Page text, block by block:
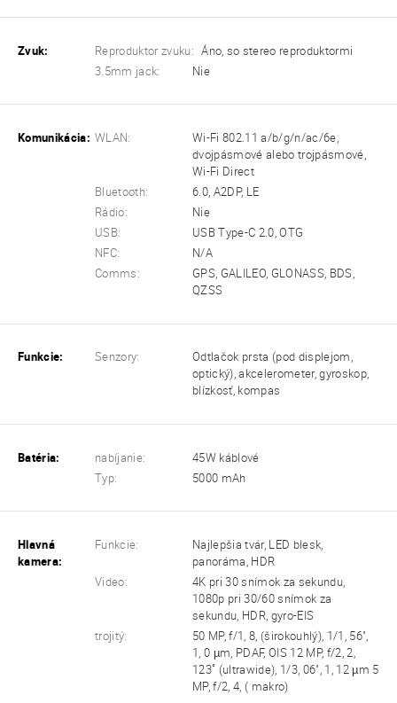
Zvuk: Reproduktor zvuku:
Áno, so stereo reproduktormi
3.5mm jack:
Nie
Komunikácia: WLAN:
Wi-Fi 802.11 a/b/g/n/ac/6e,
dvojpásmové alebo trojpásmové,
Wi-Fi Direct
Bluetooth:
6.0, A2DP, LE
Rádio:
Nie
USB:
USB Type-C 2.0, OTG
NFC:
N/A
Comms:
GPS, GALILEO, GLONASS, BDS,
QZSS
Funkcie: Senzory:
Odtlačok prsta (pod displejom,
optický), akcelerometer, gyroskop,
blízkosť, kompas
Batéria: nabíjanie:
45W káblové
Typ:
5000 mAh
Hlavná
kamera:
Funkcie:
Najlepšia tvár, LED blesk,
panoráma, HDR
Video:
4K pri 30 snímok za sekundu,
1080p pri 30/60 snímok za
sekundu, HDR, gyro-EIS
trojitý:
50 MP, f/1, 8, (širokouhlý), 1/1, 56",
1, 0 µm, PDAF, OIS 12 MP, f/2, 2,
123˚ (ultrawide), 1/3, 06", 1, 12 µm 5
MP, f/2, 4, ( makro)